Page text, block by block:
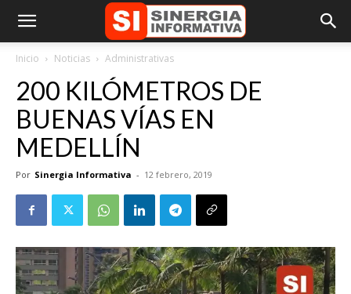
Inicio Noticias Administrativas
200 KILÓMETROS DE
BUENAS VÍAS EN
MEDELLÍN
Por Sinergia Informativa - 12 febrero, 2019